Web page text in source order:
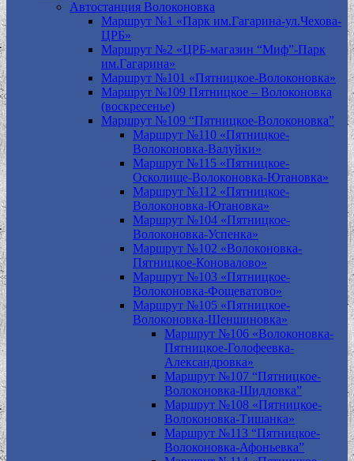
Автостанция Волоконовка
Маршрут №1 «Парк им.Гагарина-ул.Чехова-
ЦРБ»
Маршрут №2 «ЦРБ-магазин “Миф”-Парк
им.Гагарина»
Маршрут №101 «Пятницкое-Волоконовка»
Маршрут №109 Пятницкое – Волоконовка
(воскресенье)
Маршрут №109 “Пятницкое-Волоконовка”
Маршрут №110 «Пятницкое-
Волоконовка-Валуйки»
Маршрут №115 «Пятницкое-
Осколище-Волоконовка-Ютановка»
Маршрут №112 «Пятницкое-
Волоконовка-Ютановка»
Маршрут №104 «Пятницкое-
Волоконовка-Успенка»
Маршрут №102 «Волоконовка-
Пятницкое-Коновалово»
Маршрут №103 «Пятницкое-
Волоконовка-Фощеватово»
Маршрут №105 «Пятницкое-
Волоконовка-Шеншиновка»
Маршрут №106 «Волоконовка-
Пятницкое-Голофеевка-
Александровка»
Маршрут №107 “Пятницкое-
Волоконовка-Шидловка”
Маршрут №108 «Пятницкое-
Волоконовка-Тишанка»
Маршрут №113 “Пятницкое-
Волоконовка-Афоньевка”